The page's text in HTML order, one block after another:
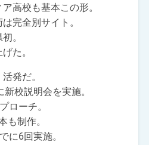
高校も基本この形。
完全別サイト。
。
た。
発だ。
校説明会を実施。
ローチ。
も制作。
に6回実施。